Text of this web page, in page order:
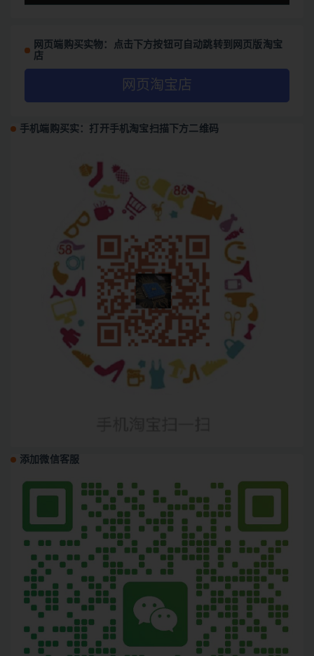
网页端购买实物：点击下方按钮可自动跳转到网页版淘宝
店
网页淘宝店
手机端购买实：打开手机淘宝扫描下方二维码
添加微信客服